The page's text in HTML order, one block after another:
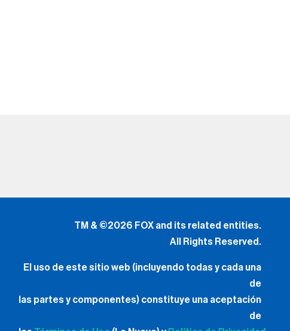
TM & ©2026 FOX and its related entities.
All Rights Reserved.
El uso de este sitio web (incluyendo todas y cada una
de
las partes y componentes) constituye una aceptación
de